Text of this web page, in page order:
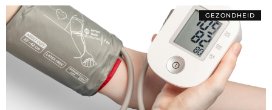
GEZONDHEID